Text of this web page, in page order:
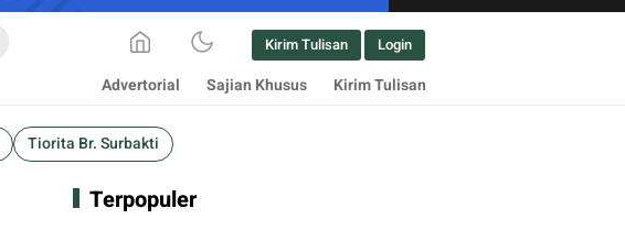
Kirim Tulisan Login
Advertorial Sajian Khusus Kirim Tulisan
Tiorita Br. Surbakti
Terpopuler